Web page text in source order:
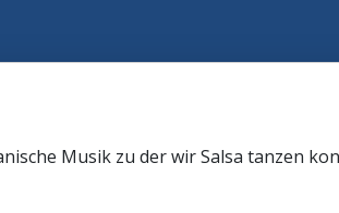
Musik zu der wir Salsa tanzen